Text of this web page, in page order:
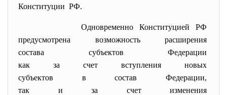
Конституции РФ.
Одновременно Конституцией РФ
предусмотрена возможность расширения
состава субъектов Федерации
как за счет вступления новых
субъектов в состав Федерации,
так и за счет изменения